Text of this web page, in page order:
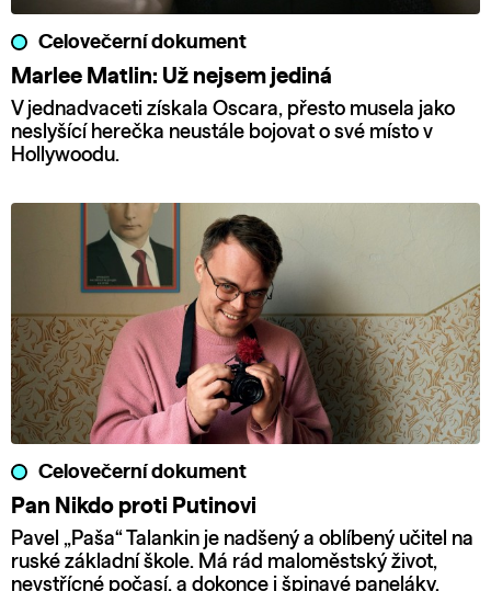
Celovečerní dokument
Marlee Matlin: Už nejsem jediná
V jednadvaceti získala Oscara, přesto musela jako
neslyšící herečka neustále bojovat o své místo v
Hollywoodu.
Celovečerní dokument
Pan Nikdo proti Putinovi
Pavel „Paša“ Talankin je nadšený a oblíbený učitel na
ruské základní škole. Má rád maloměstský život,
nevstřícné počasí, a dokonce i špinavé paneláky.